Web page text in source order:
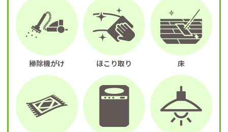
掃除機がけ ほこり取り 床